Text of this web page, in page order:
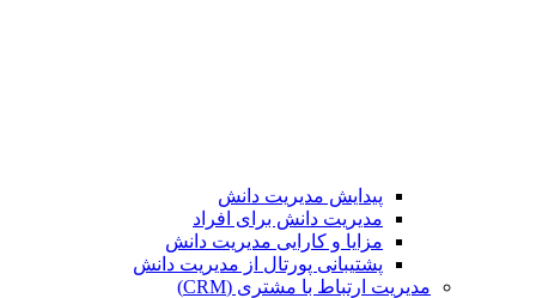
پیدایش مدیریت دانش
مدیریت دانش برای افراد
مزایا و کارایی مدیریت دانش
پشتیبانی پورتال از مدیریت دانش
مدیریت ارتباط با مشتری (CRM)